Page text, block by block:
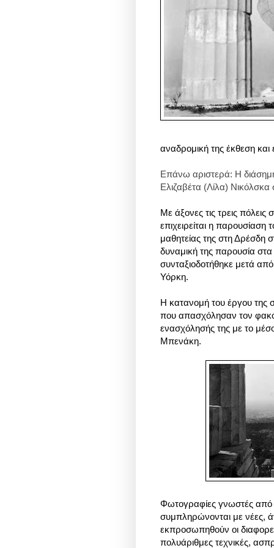
αναδρομική της έκθεση
Επάνω αριστερά: Η
Ελιζαβέτα (Λίλα)
Με άξονες τις τρεις
επιχειρείται η
μαθητείας της στη Δρέσδη
δυναμική της παρουσία
συνταξιοδοτήθηκε μετά
Υόρκη.
Η κατανομή του έργου της
που απασχόλησαν τον
ενασχόλησής της με το
Μπενάκη.
Φωτογραφίες γνωστές από
συμπληρώνονται με νέες,
εκπροσωπηθούν οι
πολυάριθμες τεχνικές,